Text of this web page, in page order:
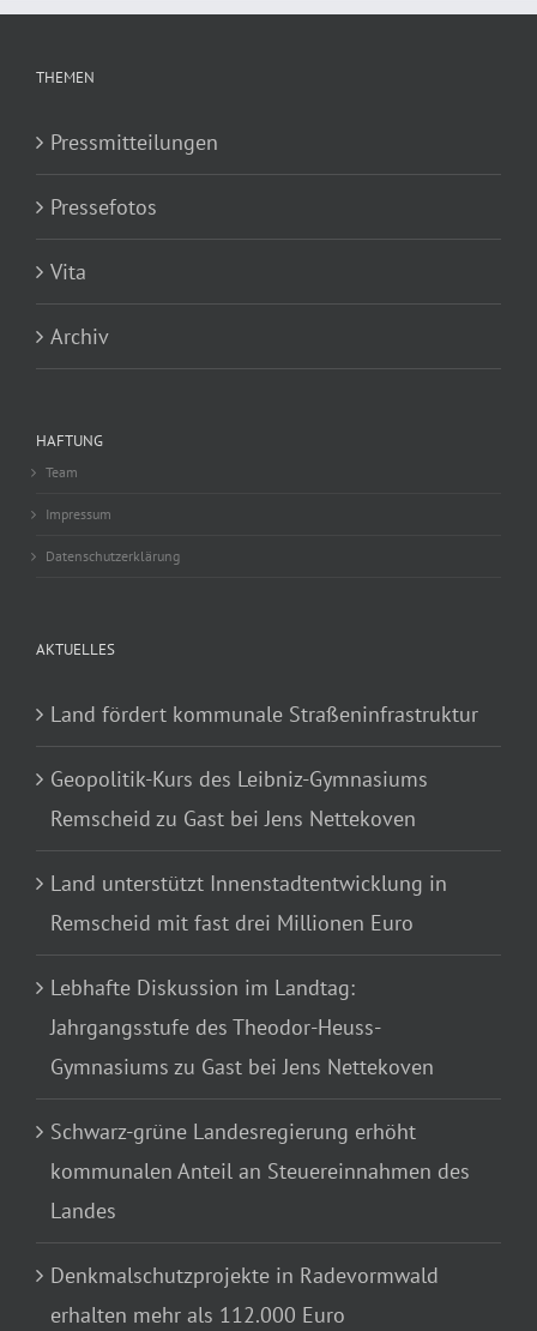
THEMEN
Pressmitteilungen
Pressefotos
Vita
Archiv
HAFTUNG
Team
Impressum
Datenschutzerklärung
AKTUELLES
Land fördert kommunale Straßeninfrastruktur
Geopolitik-Kurs des Leibniz-Gymnasiums
Remscheid zu Gast bei Jens Nettekoven
Land unterstützt Innenstadtentwicklung in
Remscheid mit fast drei Millionen Euro
Lebhafte Diskussion im Landtag:
Jahrgangsstufe des Theodor-Heuss-
Gymnasiums zu Gast bei Jens Nettekoven
Schwarz-grüne Landesregierung erhöht
kommunalen Anteil an Steuereinnahmen des
Landes
Denkmalschutzprojekte in Radevormwald
erhalten mehr als 112.000 Euro